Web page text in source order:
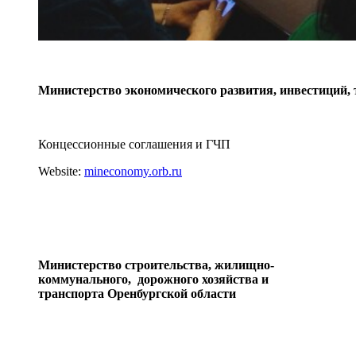
Министерство экономического развития, инвестиций,
Концессионные соглашения и ГЧП
Website: mineconomy.orb.ru
Министерство строительства, жилищно-
коммунального, дорожного хозяйства и
транспорта Оренбургской области